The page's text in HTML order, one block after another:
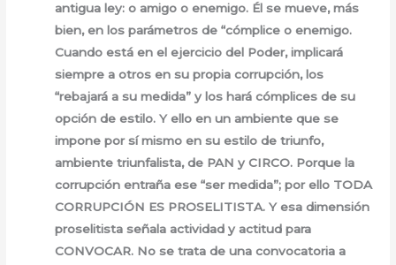
antigua ley: o amigo o enemigo. Él se mueve, más
bien, en los parámetros de “cómplice o enemigo.
Cuando está en el ejercicio del Poder, implicará
siempre a otros en su propia corrupción, los
“rebajará a su medida” y los hará cómplices de su
opción de estilo. Y ello en un ambiente que se
impone por sí mismo en su estilo de triunfo,
ambiente triunfalista, de PAN y CIRCO. Porque la
corrupción entraña ese “ser medida”; por ello TODA
CORRUPCIÓN ES PROSELITISTA. Y esa dimensión
proselitista señala actividad y actitud para
CONVOCAR. No se trata de una convocatoria a